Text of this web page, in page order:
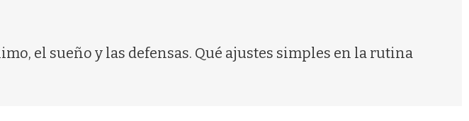
el sueño y las defensas. Qué ajustes simples en la rutina